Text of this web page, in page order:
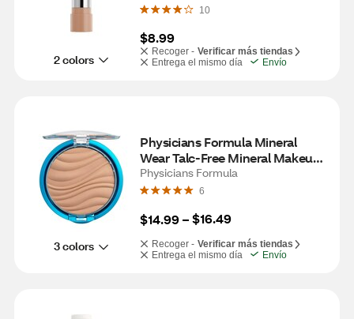
2 colors
10
$8.99
Recoger - Verificar más tiendas
Entrega el mismo día
Envío
3 colors
Physicians Formula Mineral
Wear Talc-Free Mineral Makeup
Airbrushing Pressed Powder,
Creamy Natural
Physicians Formula
6
$14.99 – $16.49
Recoger - Verificar más tiendas
Entrega el mismo día
Envío